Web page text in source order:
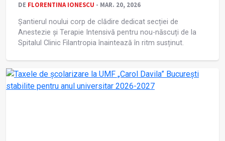
DE FLORENTINA IONESCU - MAR. 20, 2026
Șantierul noului corp de clădire dedicat secției de
Anestezie și Terapie Intensivă pentru nou-născuți de la
Spitalul Clinic Filantropia înaintează în ritm susținut.